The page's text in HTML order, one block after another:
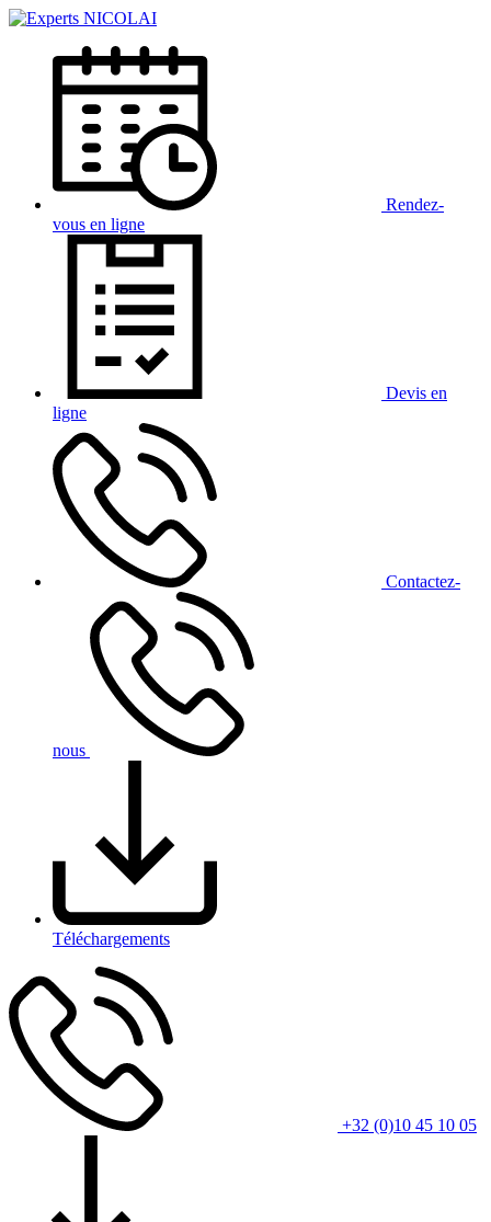
Rendez-
vous en ligne
Devis en
ligne
Contactez-
nous
Téléchargements
+32 (0)10 45 10 05